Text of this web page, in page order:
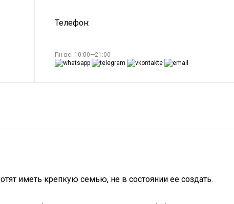
Телефон:
Пн-вс: 10:00—21:00
иметь крепкую семью, не в состоянии ее создать.